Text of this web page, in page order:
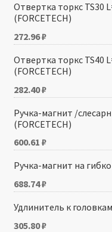
Отвертка торкс TS30
(FORCETECH)
272.96₽
Отвертка торкс TS40
(FORCETECH)
282.40₽
Ручка-магнит /
(FORCETECH)
600.61 ₽
Ручка-магнит на
688.74₽
Удлинитель к
305.80₽